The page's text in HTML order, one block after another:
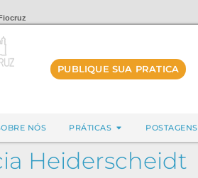
PUBLIQUE SUA PRATICA
NÓS PRÁTICAS POSTAGENS
Heiderscheidt